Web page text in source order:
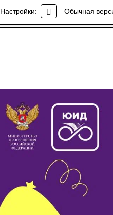
Настройки: Обычная